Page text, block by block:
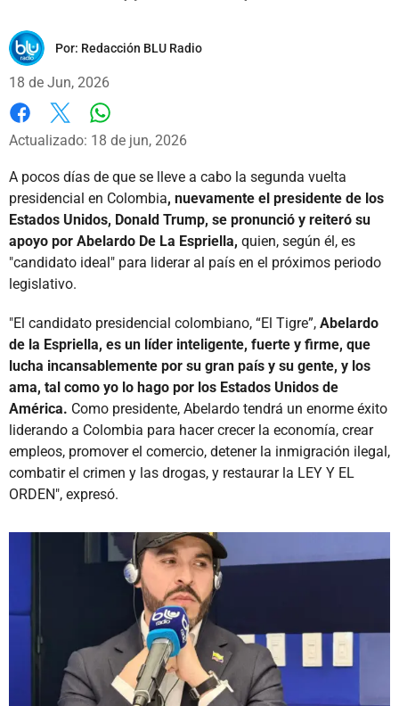
Por: Redacción BLU Radio
18 de Jun, 2026
Facebook
X
Actualizado: 18 de jun, 2026
A pocos días de que se lleve a cabo la segunda vuelta
presidencial en Colombia, nuevamente el presidente de los
Estados Unidos, Donald Trump, se pronunció y reiteró su
apoyo por Abelardo De La Espriella, quien, según él, es
"candidato ideal" para liderar al país en el próximos periodo
legislativo.
"El candidato presidencial colombiano, “El Tigre”, Abelardo
de la Espriella, es un líder inteligente, fuerte y firme, que
lucha incansablemente por su gran país y su gente, y los
ama, tal como yo lo hago por los Estados Unidos de
América. Como presidente, Abelardo tendrá un enorme éxito
liderando a Colombia para hacer crecer la economía, crear
empleos, promover el comercio, detener la inmigración ilegal,
combatir el crimen y las drogas, y restaurar la LEY Y EL
ORDEN", expresó.